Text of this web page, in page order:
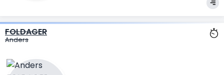
FOLDAGER
Anders